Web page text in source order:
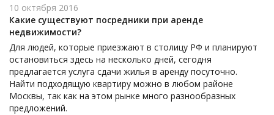
10 октября 2016
Какие существуют посредники при аренде
недвижимости?
Для людей, которые приезжают в столицу РФ и планируют
остановиться здесь на несколько дней, сегодня
предлагается услуга сдачи жилья в аренду посуточно.
Найти подходящую квартиру можно в любом районе
Москвы, так как на этом рынке много разнообразных
предложений.